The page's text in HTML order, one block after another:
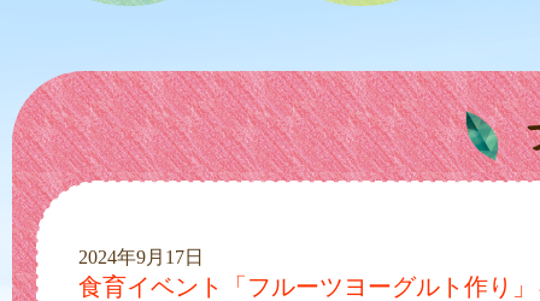
2024年9月17日
食育イベント「フルーツヨーグルト作り